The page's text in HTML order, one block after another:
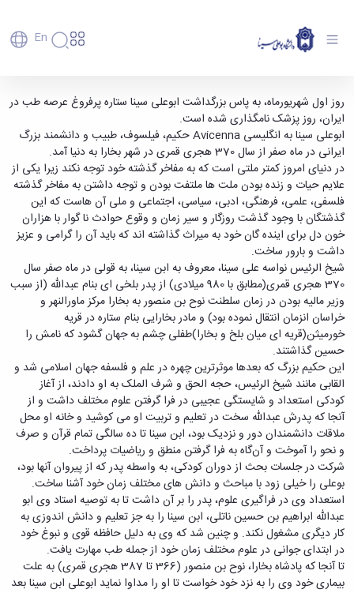
En
دانشگاه
تاریخچه
و
معرفی
برنامه
راهبردی
دانشگاه
نقشه
دانشگاه
ساختار
سازمانی
سازمان
دانشگاه
حوزه
ریاست
معاونت
توسعه
مدیریت
و
پشتیبانی
معاونت
آموزشی
و
تحصیلات
تکمیلی
معاونت
دانشجویی
معاونت
پژوهش
و
آموزش
پذیرش
کارشناسی
تحصیلات
تکمیلی
پسا
دکترا
استعدادهای
درخشان
دانشجویان
غیرایرانی
مهمانی
و
انتقال
حمایت‌های
تحصیلی
تحصیل
در
دانشگاه
D8
رشته‌های
تحصیلی
کارشناسی
تحصیلات
تکمیلی
آموزش‌های
آزاد
برنامه‌های
آموزشی
آموزش
زبان
پژوهش
فناوری و
کارآفرینی
دفتر
ارتباط
با
صنعت
پردیس
علم
و
فناوری
مراکز
تحقیقات
و فناوری
پژوهشکده
شیمی
گیاهی
پژوهشکده
آب
مرکز
آپا
دانشگاه
بوعلی
سینا
آزمایشگاه
های
تحقیقاتی
آزمایشگاه
مرکزی
آزمایشگاه
دانشکده‌ها
پردیس
اصلی
مهندسی
کشاورزی
شیمی
و
علوم
نفت
علوم
انسانی
هنر
و
معماری
دامپزشکی
علوم
پایه
علوم
اقتصادی
و
اجتماعی
علوم
ورزشی
دانشکده
های
اقماری
فنی
و
مهندسی
رفاهی
رفاهی
پرسنل
اداره
رفاه
کارکنان
مهمانسرای
دانشگاه
رفاهی
دانشجویان
مدیریت
امور
دانشجویان
مرکز
مشاوره
و
سبک
زندگی
مرکز
بهداشت
و
درمان
خوابگاه‌های
دانشجویی
سلف
سرویس
ورزش و
سرگرمی
اعضای
هیأت
علمی
کارکنان
دانشجویان
فارغ
التحصیلان
فوق
برنامه
فعالیت‌های
دانشجویی
انجمن‌های
علمی
دانشجویی
تشکل‌های
اسلامی
دانشجویان
نشریات
دانشجویی
کانون‌های
فرهنگی
فعالیت‌های
داوطلبانه
سمن‌های
مرتبط
بنیاد
خیرین
حامی
پایگاه
خبری
بسنا
پیشخوان
احراز
هویت
ارتباط
با ما
روابط
الملل
(قدم
الآن)
Apply
Now
اول شهریور ماه، بزرگداشت ابوعلی سینا و روز پزشک
مبارک - دانشگاه بوعلی سینا همدان
روز اول شهریورماه، به پاس بزرگداشت ابوعلی سینا ستاره پرفروغ عرصه طب در
ایران، روز پزشک نامگذاری شده است.
ابوعلی سینا به انگلیسی Avicenna حکیم، فیلسوف، طبیب و دانشمند بزرگ
ایرانی در ماه صفر از سال 370 هجری قمری در شهر بخارا به دنیا آمد.
در دنیای امروز کمتر ملتی است که به مفاخر گذشته خود توجه نکند زیرا یکی از
علایم حیات و زنده بودن ملت ها ملتفت بودن و توجه داشتن به مفاخر گذشته
فلسفی، علمی، فرهنگی، ادبی، سیاسی، اجتماعی و ملی آن هاست که این
گذشتگان با وجود گذشت روزگار و سیر زمان و وقوع حوادث نا گوار با هزاران
خون دل برای اینده گان خود به میراث گذاشته‏ اند که باید آن را گرامی و عزیز
داشت و بارور ساخت.
شیخ الرئیس نواسه علی سینا، ‌معروف به ابن سینا، به قولی در ماه صفر سال
370 هجری قمری(مطابق با 980 میلادی) از پدر بلخی ای بنام عبدالله (از سبب
وزیر مالیه بودن در زمان سلطنت نوح بن منصور به بخارا مرکز ماورالنهر و
خراسان انزمان انتقال نموده بود) و مادر بخارایی بنام ستاره در قریه
خورمیثن(قریه ای میان بلخ و بخارا)طفلی چشم به جهان گشود که نامش را
حسین گذاشتند.
این حکیم بزرگ که بعدها موثرترین چهره در علم و فلسفه جهان اسلامی شد و
القابی مانند شیخ الرئیس، حجه الحق و شرف الملک به او دادند، از آغاز
کودکی استعداد و شایستگی عجیبی در فرا گرفتن علوم مختلف داشت و از
آنجا که پدرش عبدالله سخت در تعلیم و تربیت او می کوشید و خانه او محل
ملاقات دانشمندان دور و نزدیک بود، ابن سینا تا ده سالگی تمام قرآن و صرف
و نحو را آموخت و آن‌گاه به فرا گرفتن منطق و ریاضیات پرداخت.
شرکت در جلسات بحث از دوران کودکی، به واسطه پدر که از پیروان آنها بود،
بوعلی را خیلی زود با مباحث و دانش های مختلف زمان خود آشنا ساخت.
استعداد وی در فراگیری علوم، پدر را بر آن داشت تا به توصیه استاد وی ابو
عبدالله ابراهیم بن حسین ناتلی، ‌ابن سینا را به جز تعلیم و دانش اندوزی به
کار دیگری مشغول نکند. و چنین شد که وی به دلیل حافظه قوی و نبوغ خود
در ابتدای جوانی در علوم مختلف زمان خود از جمله طب مهارت یافت.
تا آنجا که پادشاه بخارا، نوح بن منصور (366 تا 387 هجری قمری) به علت
بیماری خود وی را به نزد خود خواست تا او را مداوا نماید ابوعلی ابن سینا بعد